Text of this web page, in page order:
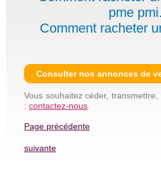
pme pmi.
Comment racheter
Consulter nos annonces de
Vous souhaitez céder,
: contactez-nous
Page précédente
suivante